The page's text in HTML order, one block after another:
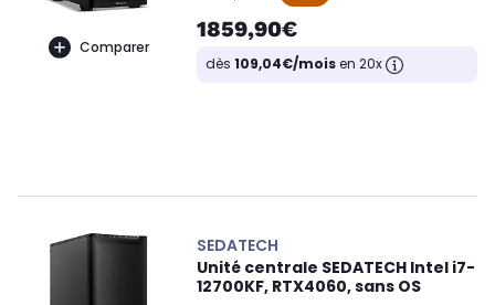
Comparer
1859,90€
dès 109,04€/moisen 20x
SEDATECH
Unité centrale SEDATECH Intel i7-
12700KF, RTX4060, sans OS